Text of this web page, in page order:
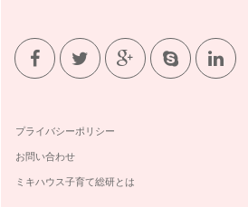
プライバシーポリシー
お問い合わせ
ミキハウス子育て総研とは